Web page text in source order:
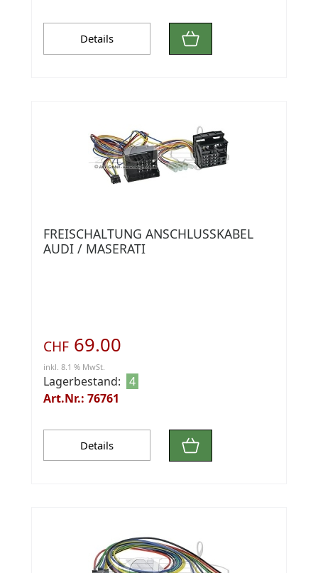
Details
FREISCHALTUNG ANSCHLUSSKABEL
AUDI / MASERATI
CHF 69.00
inkl. 8.1 % MwSt.
Lagerbestand: 4
Art.Nr.: 76761
Details